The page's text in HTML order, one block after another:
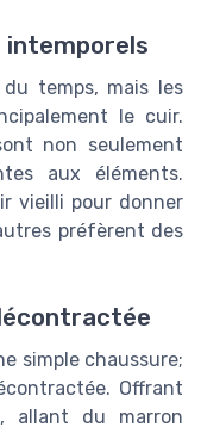
temps, mais les
le cuir.
non seulement
aux éléments.
vieilli pour donner
préfèrent des
simple chaussure;
Offrant
allant du marron